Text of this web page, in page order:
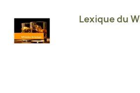
Lexique du